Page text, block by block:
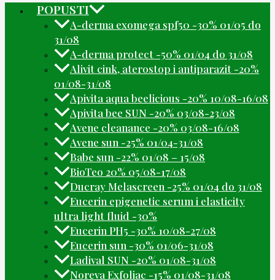
POPUSTI
A-derma exomega spf50 -30% 01/05 do
31/08
A-derma protect -50% 01/04 do 31/08
Alivit cink, aterostop i antiparazit -20%
01/08-31/08
Apivita aqua beelicious -20% 10/08-16/08
Apivita bee SUN -20% 03/08-23/08
Avene cleanance -20% 03/08-16/08
Avene sun -25% 01/04-31/08
Babe sun -22% 01/08 – 15/08
BioTeo 20% 05/08-17/08
Ducray Melascreen -25% 01/04 do 31/08
Eucerin epigenetic serum i elasticity
ultra light fluid -30%
Eucerin PH5 -30% 10/08-27/08
Eucerin sun -30% 01/06-31/08
Ladival SUN -20% 01/08-31/08
Noreva Exfoliac -15% 01/08-31/08